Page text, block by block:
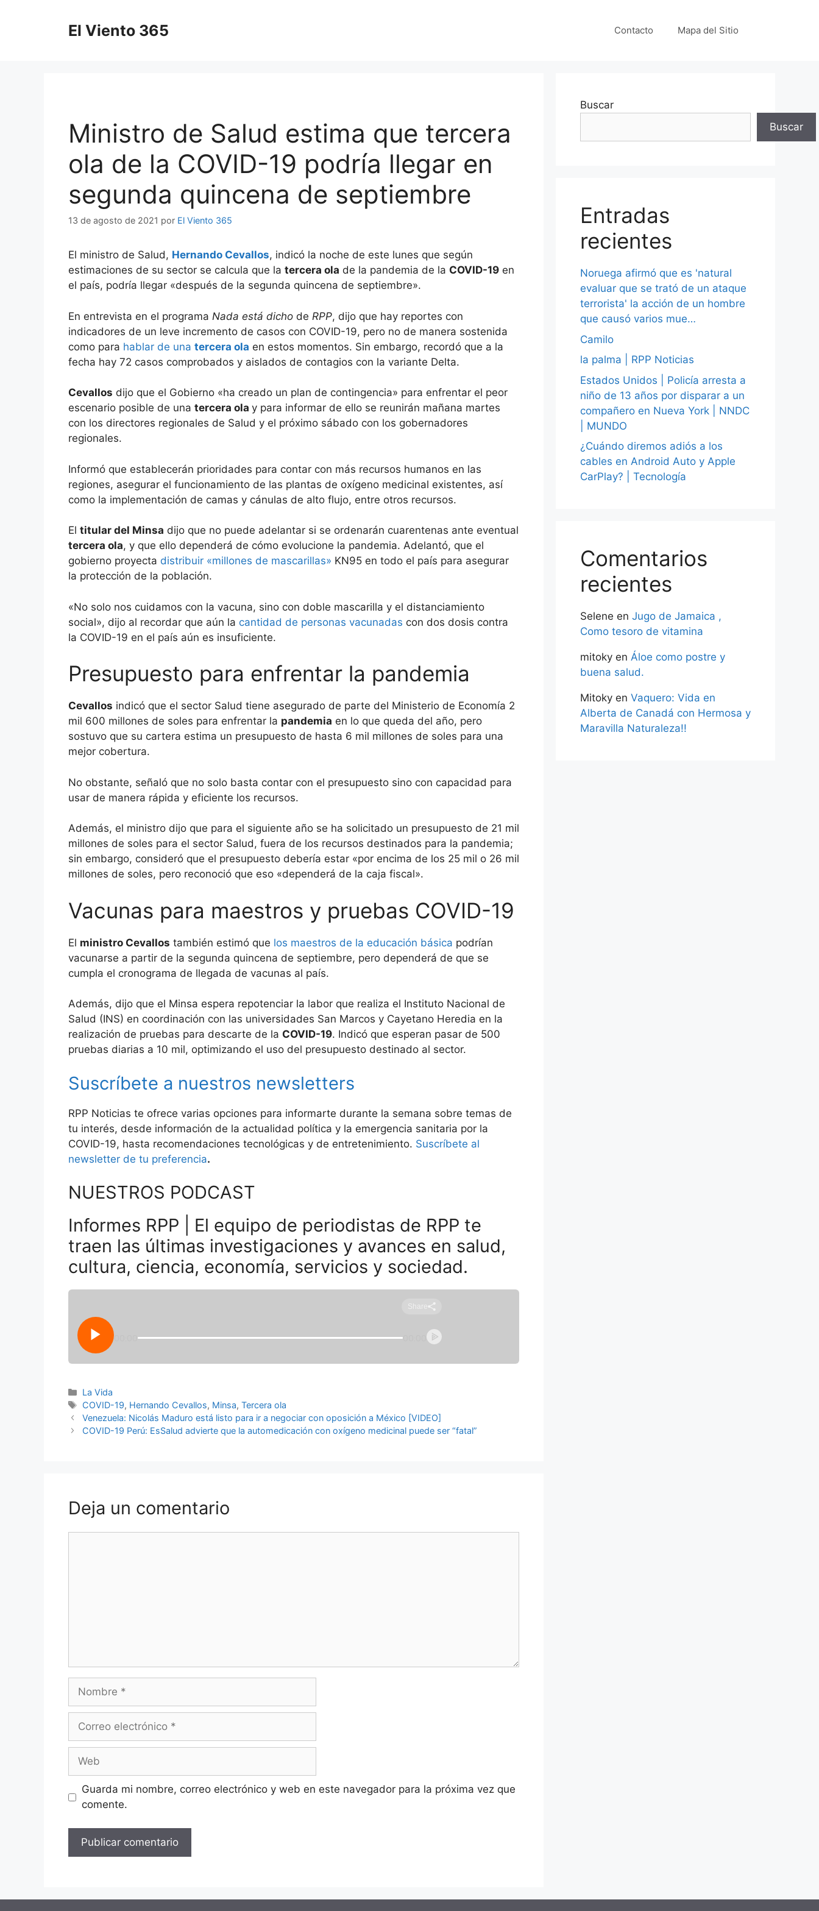
El Viento 365 Contacto Mapa del Sitio
Ministro de Salud estima que tercera
ola de la COVID-19 podría llegar en
segunda quincena de septiembre
13 de agosto de 2021 por El Viento 365
El ministro de Salud, Hernando Cevallos, indicó la noche de este lunes que según
estimaciones de su sector se calcula que la tercera ola de la pandemia de la COVID-19 en
el país, podría llegar «después de la segunda quincena de septiembre».
En entrevista en el programa Nada está dicho de RPP, dijo que hay reportes con
indicadores de un leve incremento de casos con COVID-19, pero no de manera sostenida
como para hablar de una tercera ola en estos momentos. Sin embargo, recordó que a la
fecha hay 72 casos comprobados y aislados de contagios con la variante Delta.
Cevallos dijo que el Gobierno «ha creado un plan de contingencia» para enfrentar el peor
escenario posible de una tercera ola y para informar de ello se reunirán mañana martes
con los directores regionales de Salud y el próximo sábado con los gobernadores
regionales.
Informó que establecerán prioridades para contar con más recursos humanos en las
regiones, asegurar el funcionamiento de las plantas de oxígeno medicinal existentes, así
como la implementación de camas y cánulas de alto flujo, entre otros recursos.
El titular del Minsa dijo que no puede adelantar si se ordenarán cuarentenas ante eventual
tercera ola, y que ello dependerá de cómo evolucione la pandemia. Adelantó, que el
gobierno proyecta distribuir «millones de mascarillas» KN95 en todo el país para asegurar
la protección de la población.
«No solo nos cuidamos con la vacuna, sino con doble mascarilla y el distanciamiento
social», dijo al recordar que aún la cantidad de personas vacunadas con dos dosis contra
la COVID-19 en el país aún es insuficiente.
Presupuesto para enfrentar la pandemia
Cevallos indicó que el sector Salud tiene asegurado de parte del Ministerio de Economía 2
mil 600 millones de soles para enfrentar la pandemia en lo que queda del año, pero
sostuvo que su cartera estima un presupuesto de hasta 6 mil millones de soles para una
mejor cobertura.
No obstante, señaló que no solo basta contar con el presupuesto sino con capacidad para
usar de manera rápida y eficiente los recursos.
Además, el ministro dijo que para el siguiente año se ha solicitado un presupuesto de 21 mil
millones de soles para el sector Salud, fuera de los recursos destinados para la pandemia;
sin embargo, consideró que el presupuesto debería estar «por encima de los 25 mil o 26 mil
millones de soles, pero reconoció que eso «dependerá de la caja fiscal».
Vacunas para maestros y pruebas COVID-19
El ministro Cevallos también estimó que los maestros de la educación básica podrían
vacunarse a partir de la segunda quincena de septiembre, pero dependerá de que se
cumpla el cronograma de llegada de vacunas al país.
Además, dijo que el Minsa espera repotenciar la labor que realiza el Instituto Nacional de
Salud (INS) en coordinación con las universidades San Marcos y Cayetano Heredia en la
realización de pruebas para descarte de la COVID-19. Indicó que esperan pasar de 500
pruebas diarias a 10 mil, optimizando el uso del presupuesto destinado al sector.
Suscríbete a nuestros newsletters
RPP Noticias te ofrece varias opciones para informarte durante la semana sobre temas de
tu interés, desde información de la actualidad política y la emergencia sanitaria por la
COVID-19, hasta recomendaciones tecnológicas y de entretenimiento. Suscríbete al
newsletter de tu preferencia.
NUESTROS PODCAST
Informes RPP | El equipo de periodistas de RPP te
traen las últimas investigaciones y avances en salud,
cultura, ciencia, economía, servicios y sociedad.
Categorías
La Vida
Etiquetas
COVID-19, Hernando Cevallos, Minsa,Tercera ola
Venezuela: Nicolás Maduro está listo para ir a negociar con oposición a México [VIDEO]
COVID-19 Perú: EsSalud advierte que la automedicación con oxígeno medicinal puede ser “fatal”
Deja un comentario
Nombre
Correo
Web
Guarda mi nombre, correo electrónico y web en este navegador para la próxima vez que
comente.
Buscar
Buscar
Entradas
recientes
Noruega afirmó que es 'natural
evaluar que se trató de un ataque
terrorista' la acción de un hombre
que causó varios mue…
Camilo
la palma | RPP Noticias
Estados Unidos | Policía arresta a
niño de 13 años por disparar a un
compañero en Nueva York | NNDC
| MUNDO
¿Cuándo diremos adiós a los
cables en Android Auto y Apple
CarPlay? | Tecnología
Comentarios
recientes
Selene en Jugo de Jamaica ,
Como tesoro de vitamina
mitoky en Áloe como postre y
buena salud.
Mitoky en Vaquero: Vida en
Alberta de Canadá con Hermosa y
Maravilla Naturaleza!!